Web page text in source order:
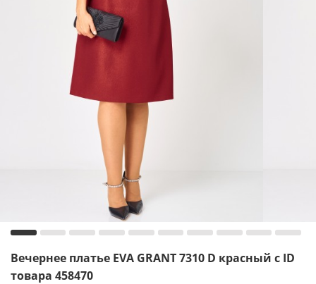
Вечернее платье EVA GRANT 7310 D красный с ID
товара 458470